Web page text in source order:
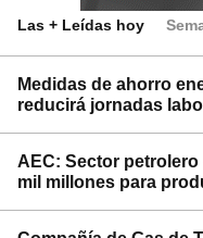
Las + Leídas hoy
Medidas de ahorro
reducirá jornadas
AEC: Sector petrolero
mil millones para